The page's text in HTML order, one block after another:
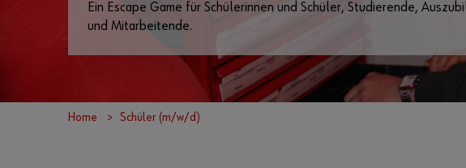
Ein Escape Game für Schülerinnen und Schüler, Studierende,
und Mitarbeitende.
Home Schüler (m/w/d)